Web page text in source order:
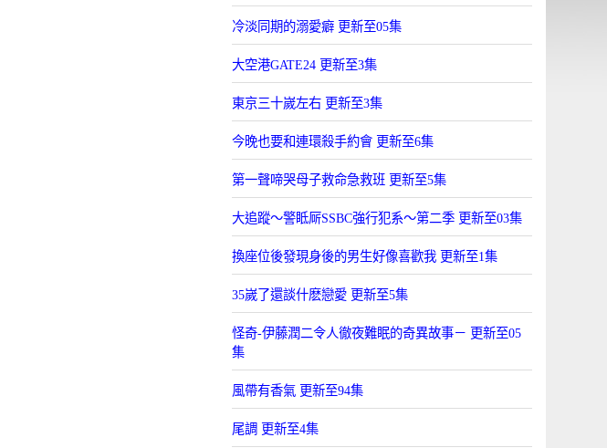
冷淡同期的溺愛癖 更新至05集
大空港GATE24 更新至3集
東京三十嵗左右 更新至3集
今晚也要和連環殺手約會 更新至6集
第一聲啼哭母子救命急救班 更新至5集
大追蹤〜警眡厛SSBC強行犯系〜第二季 更新至03集
換座位後發現身後的男生好像喜歡我 更新至1集
35嵗了還談什麽戀愛 更新至5集
怪奇-伊藤潤二令人徹夜難眠的奇異故事－ 更新至05
集
風帶有香氣 更新至94集
尾調 更新至4集